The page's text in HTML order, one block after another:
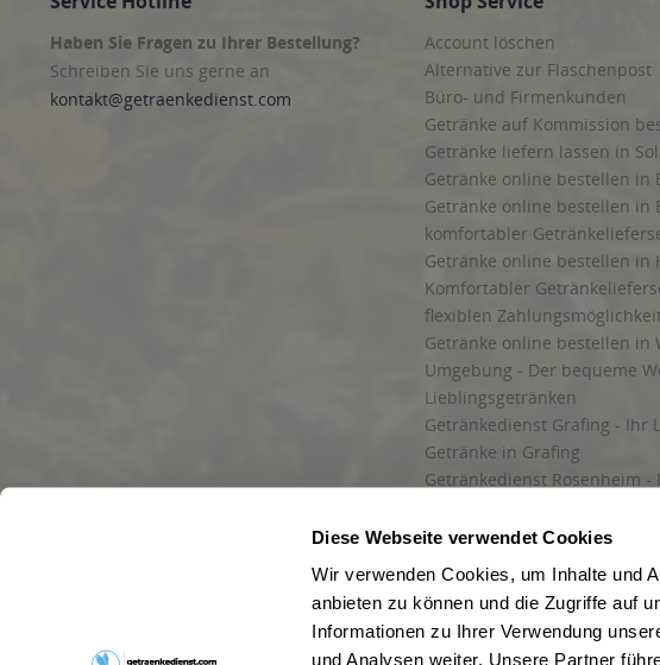
Diese Webseite verwendet Cookies
Wir verwenden Cookies, um Inhalte und
anbieten zu können und die Zugriffe auf
Informationen zu Ihrer Verwendung
und Analysen weiter. Unsere Partner
Haben Sie Fragen zu Ihrer Bestellung?
Schreiben Sie uns gerne an
kontakt@getraenkedienst.com
Account löschen
Alternative zur Flaschenpost
Büro- und Firmenkunden
Getränke auf Kommission
Getränke liefern lassen in
Getränke online bestellen in
Getränke online bestellen in
komfortabler
Getränke online bestellen in
Komfortabler
flexiblen
Getränke online bestellen in
Umgebung - Der bequeme
Lieblingsgetränken
Getränkedienst Grafing - Ihr
Getränke in Grafing
Getränkedienst Rosenheim -
und Umgebung
Liefergebiet
Lieferservice für Getränke
Wir liefern Getränke